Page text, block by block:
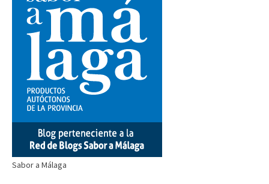
Sabor a Málaga